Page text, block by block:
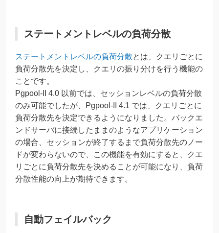
ステートメントレベルの負荷分散
ステートメントレベルの負荷分散とは、クエリごとに
負荷分散先を決定し、クエリの振り分けを行う機能の
ことです。
Pgpool-II 4.0 以前では、セッションレベルの負荷分散
のみ可能でしたが、Pgpool-II 4.1 では、クエリごとに
負荷分散先を決定できるようになりました。バックエ
ンドサーバに接続したままのようなアプリケーション
の場合、セッションが終了するまで負荷分散先のノー
ドが変わらないので、この機能を有効にすると、クエ
リごとに負荷分散先を決めることが可能になり、負荷
分散性能の向上が期待できます。
自動フェイルバック